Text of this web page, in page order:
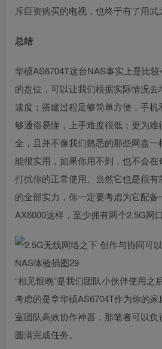
斥巨资购买的电视，也终于有了用武
总结
华硕AS6704T这台NAS事实上是比
的盘位，可以让我们根据实际情况
速度；搭建过程足够简单方便，手机
够通俗易懂，上手难度很低；更为难
全，且并不像我们熟悉的那些网盘
能很实用，如果你用不到，也不会在
打扰你的正常使用。当然它也是很有
的全部实力，你一定要考虑为它配备
AX6000这样，至少拥有两个2.5G网
“相见恨晚”是我们团队小伙伴使用之
考虑的是拿华硕AS6704T作为你的
室团队高效协作神器，那笔者可以
圆满完成任务。